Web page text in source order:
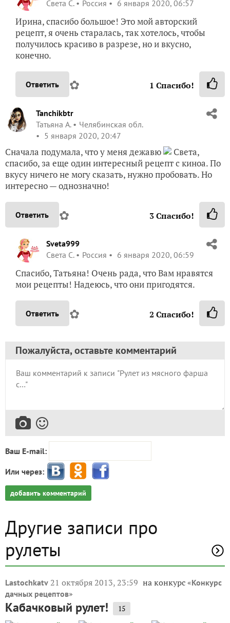
Света С. Россия 6 января 2020, 06:57
Ирина, спасибо большое! Это мой авторский
рецепт, я очень старалась, так хотелось, чтобы
получилось красиво в разрезе, но и вкусно,
конечно.
Ответить ✿ 1 Спасибо!
Tanchikbtr
Татьяна А.
Челябинская обл.
5 января 2020, 20:47
Сначала подумала, что у меня дежавю
Света,
спасибо, за еще один интересный рецепт с киноа. По
вкусу ничего не могу сказать, нужно пробовать. Но
интересно — однозначно!
Ответить ✿ 3Спасибо!
Sveta999
Света С.
Россия 6 января 2020, 06:59
Спасибо, Татьяна! Очень рада, что Вам нравятся
мои рецепты! Надеюсь, что они пригодятся.
Ответить ✿ 2 Спасибо!
Пожалуйста, оставьте комментарий
Ваш E-mail:
Или через:
добавить комментарий
Другие записи про
рулеты
Lastochkatv 21 октября 2013, 23:59 на конкурс «Конкурс
дачных рецептов»
Кабачковый рулет! 15